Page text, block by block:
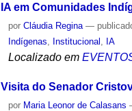
IA em Comunidades
porCláudia Regina —
Indígenas, Institucional , IA
Localizado em
Visita do Senador
por Maria Leonor de Calasans